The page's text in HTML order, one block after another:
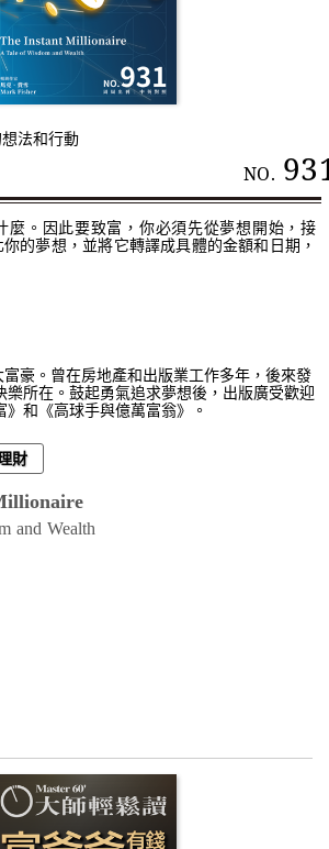
法和行動
NO.
麼。因此要致富，你必須先從夢想開始，接
的夢想，並將它轉譯成具體的金額和日期，
富豪。曾在房地產和出版業工作多年，後來發
樂所在。鼓起勇氣追求夢想後，出版廣受歡迎
和《高球手與億萬富翁》。
財
and Wealth